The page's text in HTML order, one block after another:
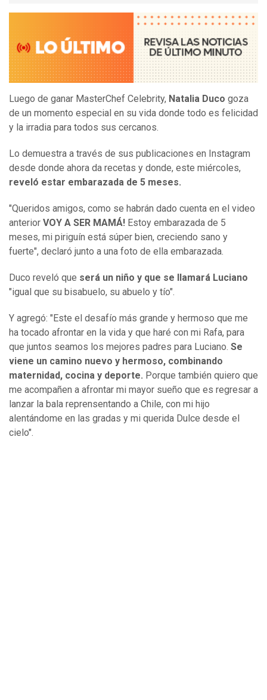
Luego de ganar MasterChef Celebrity, Natalia Duco goza
de un momento especial en su vida donde todo es felicidad
y la irradia para todos sus cercanos.
Lo demuestra a través de sus publicaciones en Instagram
desde donde ahora da recetas y donde, este miércoles,
reveló estar embarazada de 5 meses.
"Queridos amigos, como se habrán dado cuenta en el video
anterior VOY A SER MAMÁ! Estoy embarazada de 5
meses, mi piriguín está súper bien, creciendo sano y
fuerte", declaró junto a una foto de ella embarazada.
Duco reveló que será un niño y que se llamará Luciano
"igual que su bisabuelo, su abuelo y tío".
Y agregó: "Este el desafío más grande y hermoso que me
ha tocado afrontar en la vida y que haré con mi Rafa, para
que juntos seamos los mejores padres para Luciano. Se
viene un camino nuevo y hermoso, combinando
maternidad, cocina y deporte. Porque también quiero que
me acompañen a afrontar mi mayor sueño que es regresar a
lanzar la bala reprensentando a Chile, con mi hijo
alentándome en las gradas y mi querida Dulce desde el
cielo".